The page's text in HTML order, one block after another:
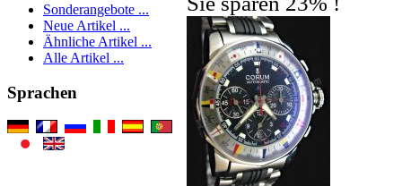
Sonderangebote ...
Neue Artikel ...
Ähnliche Artikel ...
Alle Artikel ...
Sprachen